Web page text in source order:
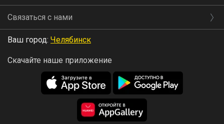
Связаться с нами
Ваш город: Челябинск
Скачайте наше приложение